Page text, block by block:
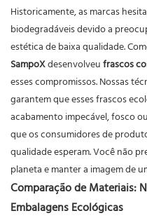
Historicamente, as marcas
biodegradáveis ​​devido a
estética de baixa qualidade.
SampoXdesenvolveufrascos
esses compromissos. Nossas
garantem que esses frascos
acabamento impecável, fosco
que os consumidores de
qualidade esperam. Você não
planeta e manter a imagem de
Comparação de Materiais:
Embalagens Ecológicas